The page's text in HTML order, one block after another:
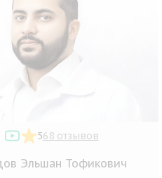
568 отзывов
Эльшан Тофикович